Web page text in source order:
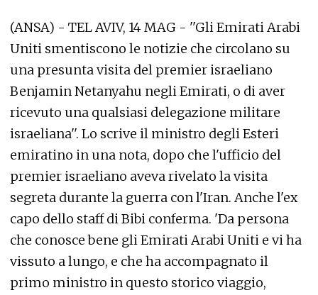
(ANSA) - TEL AVIV, 14 MAG - ''Gli Emirati Arabi
Uniti smentiscono le notizie che circolano su
una presunta visita del premier israeliano
Benjamin Netanyahu negli Emirati, o di aver
ricevuto una qualsiasi delegazione militare
israeliana''. Lo scrive il ministro degli Esteri
emiratino in una nota, dopo che l'ufficio del
premier israeliano aveva rivelato la visita
segreta durante la guerra con l'Iran. Anche l'ex
capo dello staff di Bibi conferma. 'Da persona
che conosce bene gli Emirati Arabi Uniti e vi ha
vissuto a lungo, e che ha accompagnato il
primo ministro in questo storico viaggio,